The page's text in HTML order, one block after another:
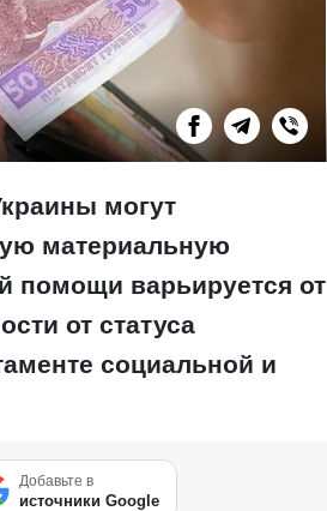
могут
материальную
помощи варьируется от
от статуса
социальной и
Добавьте в
источники Google